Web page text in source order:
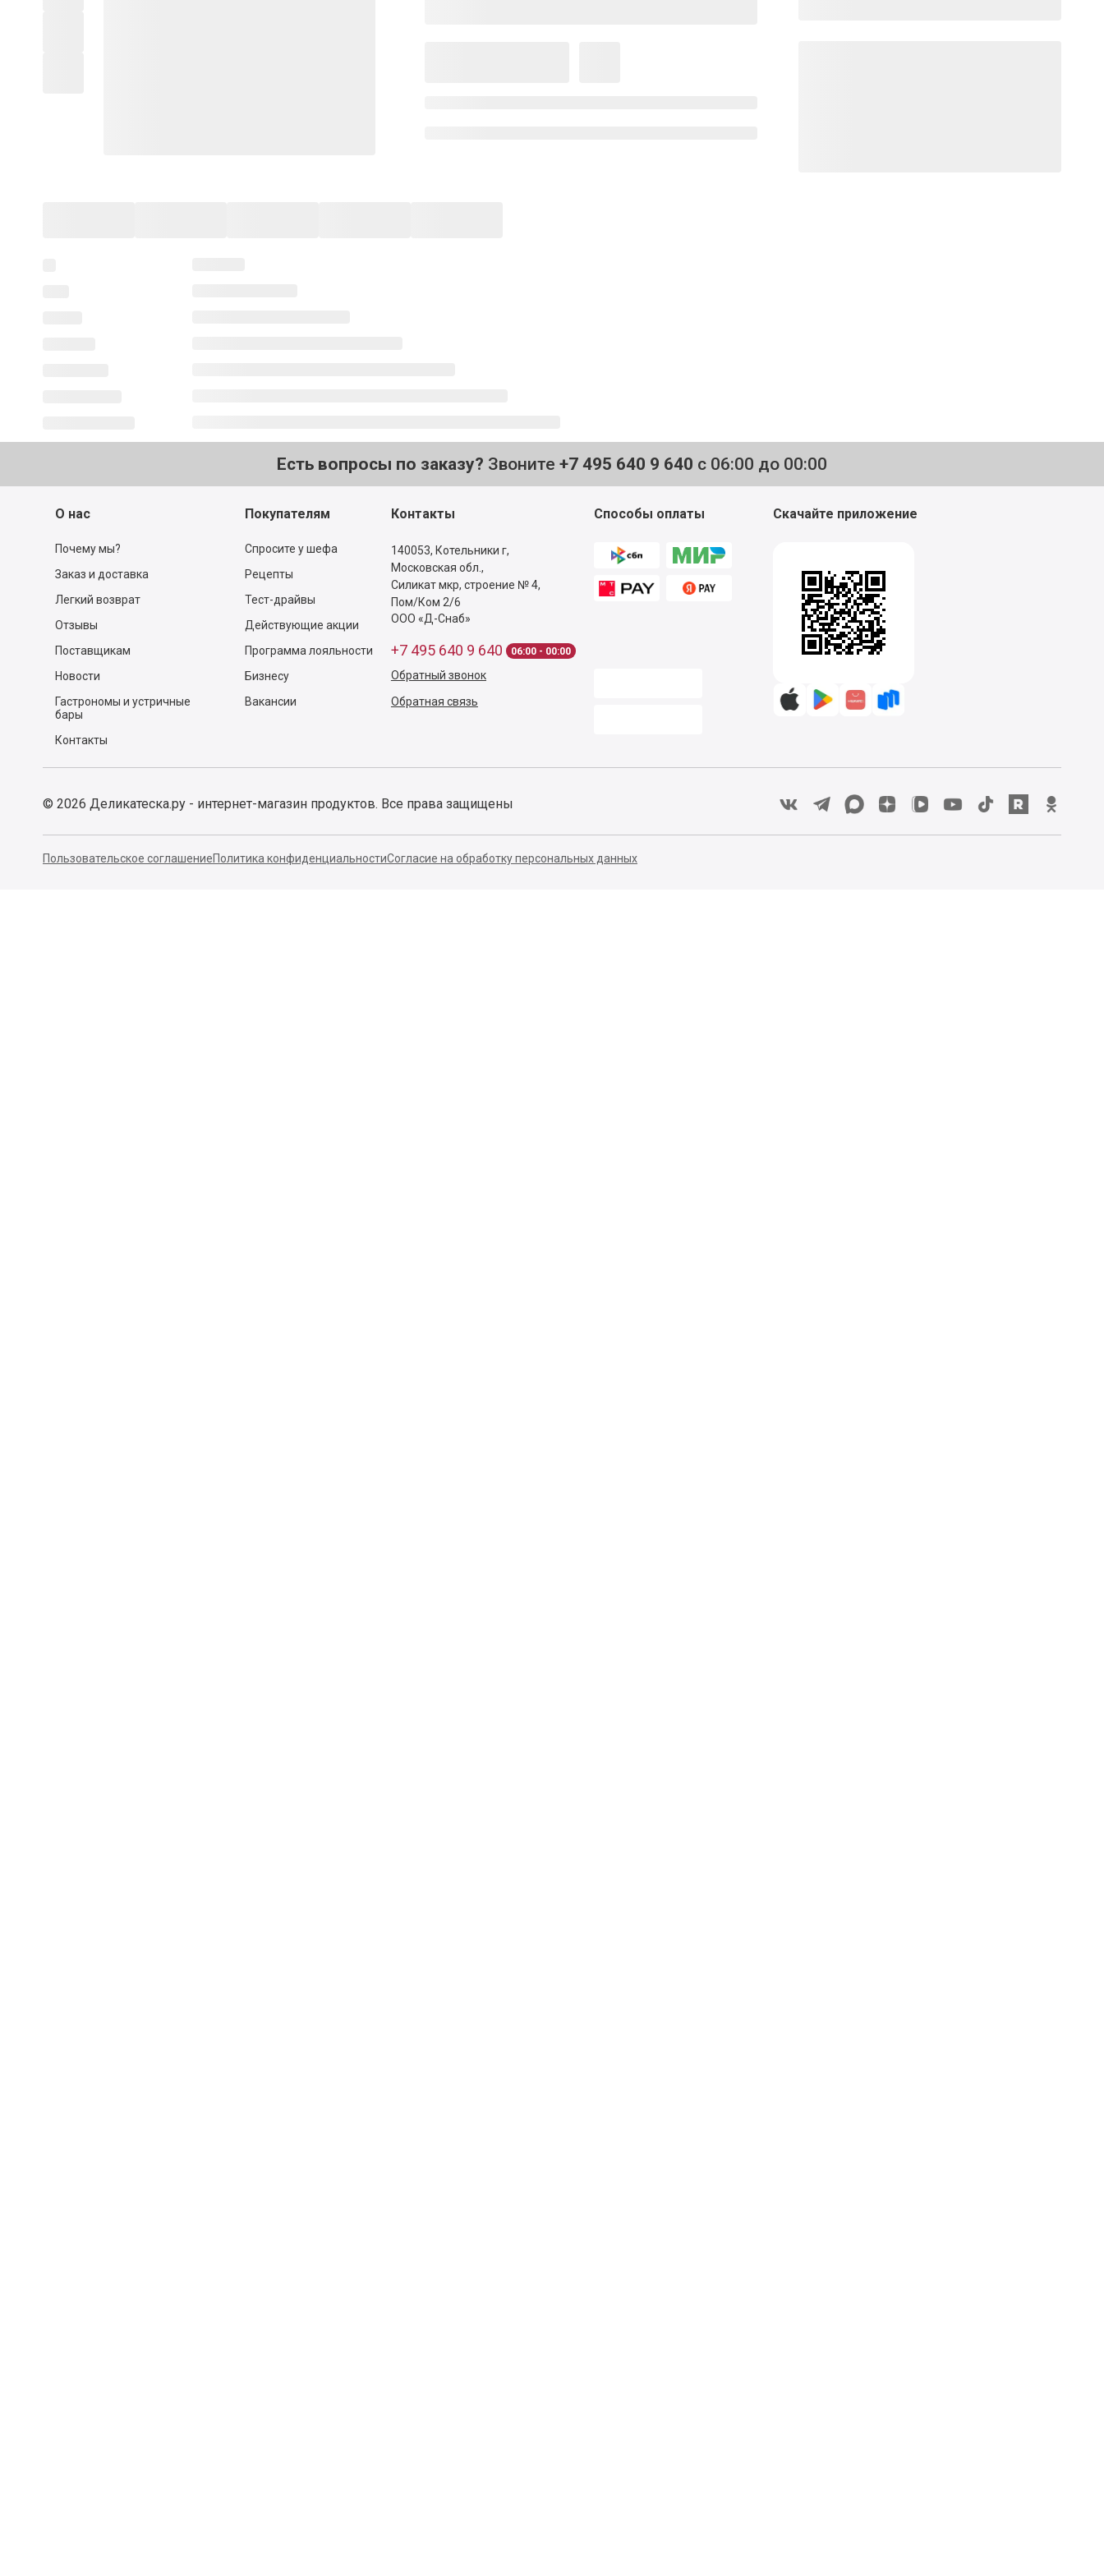
Есть вопросы по заказу? Звоните +7 495 640 9 640 с 06:00 до 00:00
О нас
Почему мы?
Заказ и доставка
Легкий возврат
Отзывы
Поставщикам
Новости
Гастрономы и устричные
бары
Контакты
Покупателям
Спросите у шефа
Рецепты
Тест-драйвы
Действующие акции
Программа лояльности
Бизнесу
Вакансии
Контакты
140053, Котельники г,
Московская обл.,
Силикат мкр, строение № 4,
Пом/Ком 2/6
ООО «Д-Снаб»
+7 495 640 9 640 06:00 - 00:00
Обратный звонок
Обратная связь
Способы оплаты Скачайте приложение
© 2026 Деликатеска.ру - интернет-магазин продуктов. Все права защищены
Пользовательское соглашениеПолитика конфиденциальностиСогласие на обработку персональных данных